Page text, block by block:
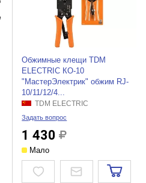
Обжимные клещи TDM
ELECTRIC КО-10
"МастерЭлектрик" обжим RJ-
10/11/12/4...
TDM ELECTRIC
Задать вопрос
1 430
Мало